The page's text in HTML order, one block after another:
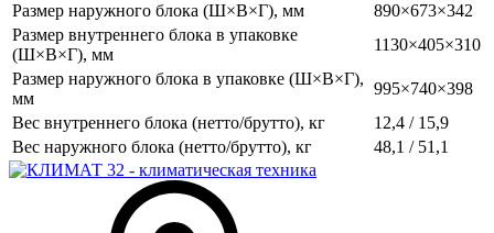
Размер наружного блока (Ш×В×Г), мм
890×673×342
Размер внутреннего блока в упаковке
(Ш×В×Г), мм
1130×405×310
Размер наружного блока в упаковке (Ш×В×Г),
мм
995×740×398
Вес внутреннего блока (нетто/брутто), кг
12,4 / 15,9
Вес наружного блока (нетто/брутто), кг
48,1 / 51,1